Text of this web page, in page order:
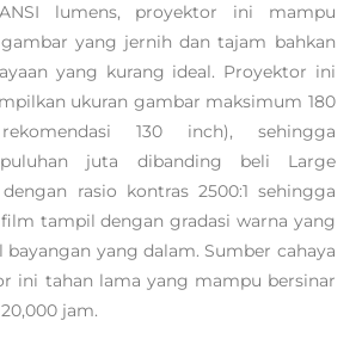
lumens, proyektor ini mampu
yang jernih dan tajam bahkan
yang kurang ideal. Proyektor ini
ukuran gambar maksimum 180
130 inch), sehingga
juta dibanding beli Large
rasio kontras 2500:1 sehingga
tampil dengan gradasi warna yang
bayangan yang dalam. Sumber cahaya
ini tahan lama yang mampu bersinar
jam.